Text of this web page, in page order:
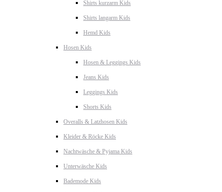
Shirts kurzarm Kids
Shirts langarm Kids
Hemd Kids
Hosen Kids
Hosen & Leggings Kids
Jeans Kids
Leggings Kids
Shorts Kids
Overalls & Latzhosen Kids
Kleider & Röcke Kids
Nachtwäsche & Pyjama Kids
Unterwäsche Kids
Bademode Kids